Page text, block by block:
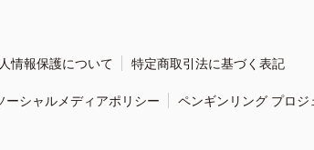
情報保護について 特定商取引法に基づく表記
ーシャルメディアポリシー ペンギンリング プロジ